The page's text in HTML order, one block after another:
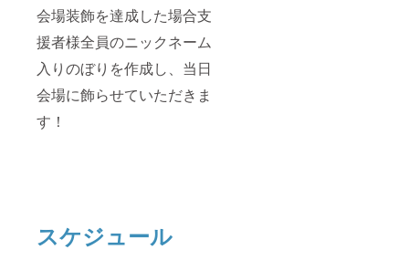
会場装飾を達成した場合支
援者様全員のニックネーム
入りのぼりを作成し、当日
会場に飾らせていただきま
す！
スケジュール